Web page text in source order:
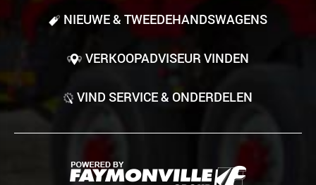
NIEUWE & TWEEDE­HANDS­WAGENS
VERKOOPADVISEUR VINDEN
VIND SERVICE & ONDERDELEN